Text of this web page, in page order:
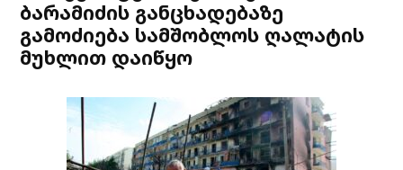
ბარამიძის განცხადებაზე
გამოძიება სამშობლოს ღალატის
მუხლით დაიწყო